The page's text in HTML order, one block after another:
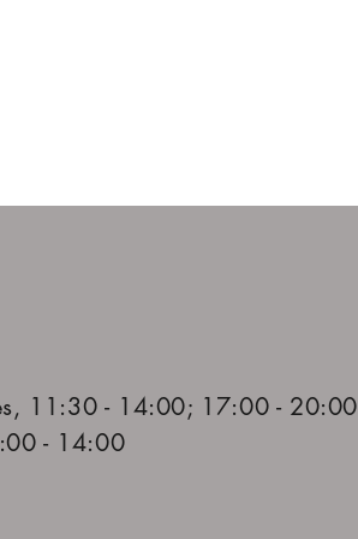
11:30 - 14:00; 17:00 - 20:00
- 14:00